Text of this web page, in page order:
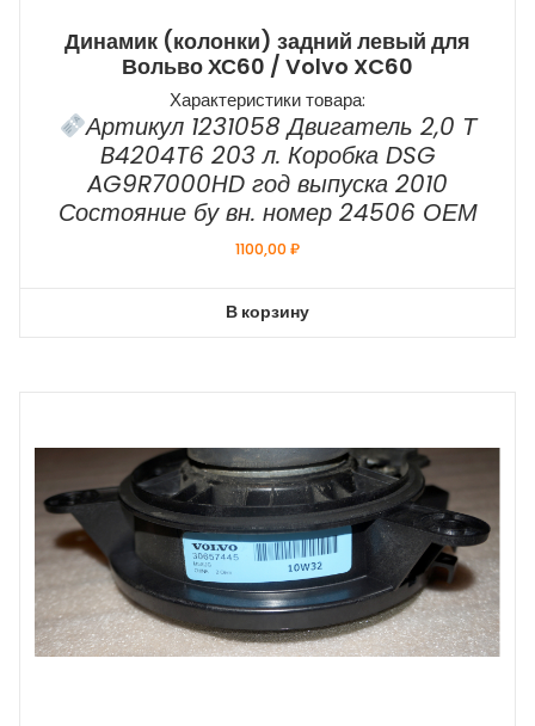
Динамик (колонки) задний левый для
Вольво ХС60 / Volvo XC60
Характеристики товара:
Артикул 1231058 Двигатель 2,0 Т
B4204T6 203 л. Коробка DSG
AG9R7000HD год выпуска 2010
Состояние бу вн. номер 24506 ОЕМ
1100,00₽
В корзину